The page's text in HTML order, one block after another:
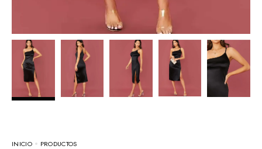
INICIO
PRODUCTOS